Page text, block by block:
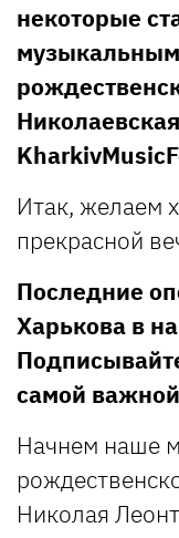
некоторые
Итак, желаем
прекрасной
Последние
Харькова в
самой
Начнем наше
Николая